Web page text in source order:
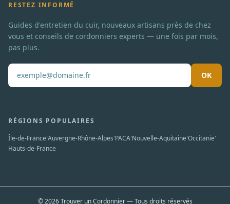
RESTEZ INFORMÉ
Guides d'entretien du cuir, nouveaux artisans près de chez
vous et conseils de cordonniers experts — une fois par mois,
pas plus.
OK
RÉGIONS POPULAIRES
Île-de-France·Auvergne-Rhône-Alpes·PACA·Nouvelle-Aquitaine·Occitanie·
Hauts-de-France
© 2026 Trouver un Cordonnier — Tous droits réservés